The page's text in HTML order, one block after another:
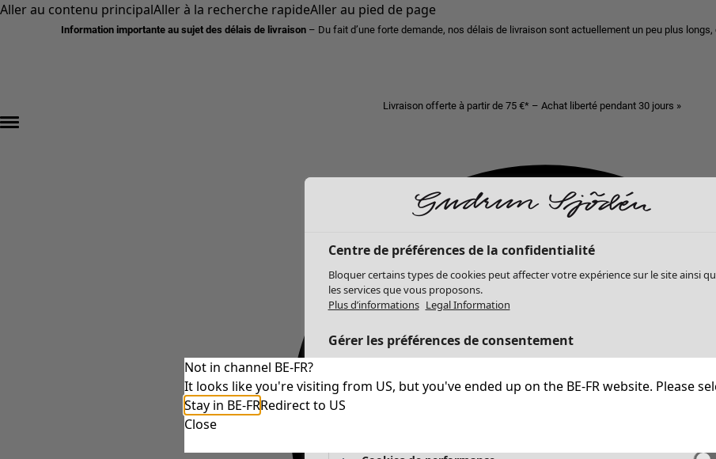
Aller au contenu principalAller à la recherche rapideAller au pied de page
Information importante au sujet des délais de livraison – Du fait d’une forte demande, nos délais de livraison sont actuellement un peu plus
Livraison offerte à partir de 75 €* – Achat liberté pendant 30 jours »
Not in channel BE-FR?
It looks like you're visiting from US, but you've ended up on the BE-FR website. Please
Stay in BE-FRRedirect to US
Close
Centre de préférences de la confidentialité
Bloquer certains types de cookies peut affecter votre expérience sur le site ainsi
les services que vous proposons.
Plus d’informations Legal Information
Gérer les préférences de consentement
Cookies strictement nécessaires Toujours